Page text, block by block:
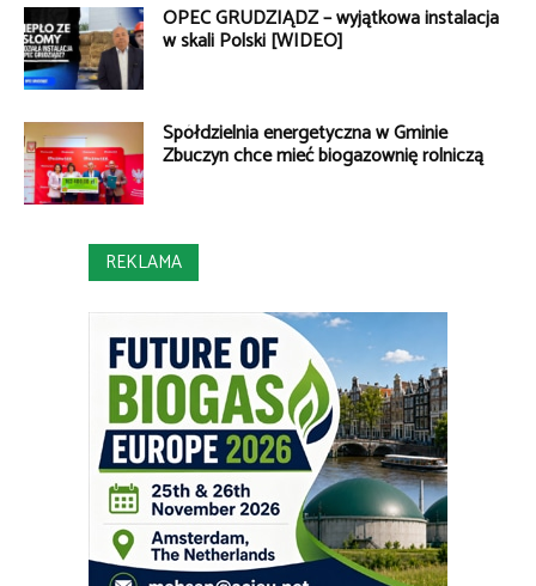
OPEC GRUDZIĄDZ – wyjątkowa instalacja
w skali Polski [WIDEO]
Spółdzielnia energetyczna w Gminie
Zbuczyn chce mieć biogazownię rolniczą
REKLAMA